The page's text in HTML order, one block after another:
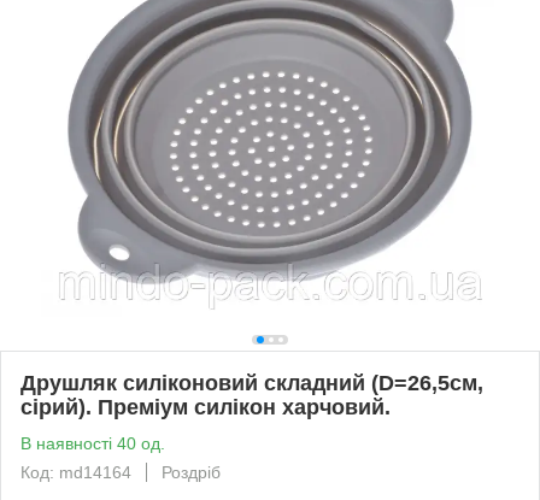
Друшляк силіконовий складний (D=26,5см,
сірий). Преміум силікон харчовий.
В наявності 40 од.
Код: md14164
Роздріб